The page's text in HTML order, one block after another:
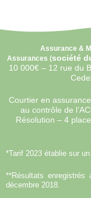
Assurance &
Assurances (société
10 000€ – 12 rue du
Courtier en
au contrôle de
Résolution – 4
*Tarif 2023 établie sur
**Résultats
décembre 2018.